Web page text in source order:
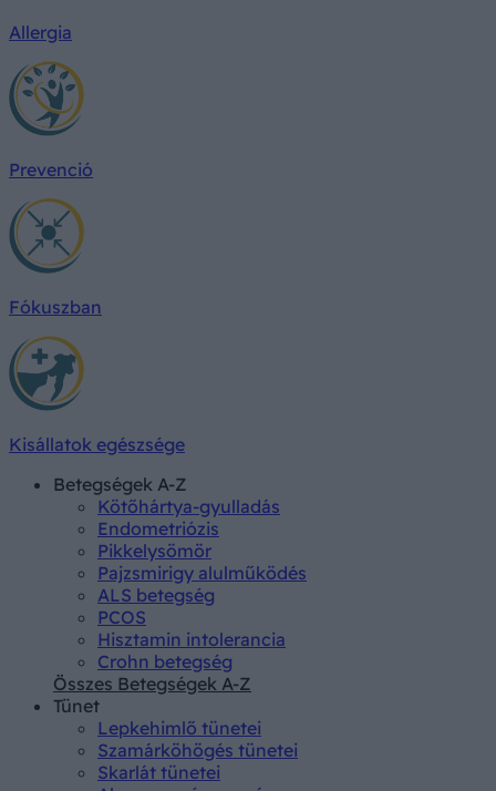
Allergia
Prevenció
Fókuszban
Kisállatok egészsége
Betegségek A-Z
Kötőhártya-gyulladás
Endometriózis
Pikkelysömör
Pajzsmirigy alulműködés
ALS betegség
PCOS
Hisztamin intolerancia
Crohn betegség
Összes Betegségek A-Z
Tünet
Lepkehimlő tünetei
Szamárköhögés tünetei
Skarlát tünetei